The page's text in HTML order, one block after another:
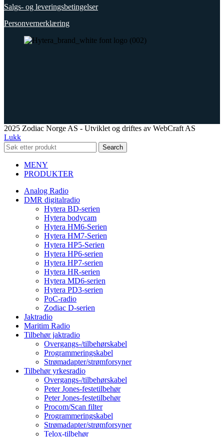
Salgs- og leveringsbetingelser
Personvernerklæring
2025 Zodiac Norge AS - Utviklet og driftes av WebCraft AS
Lukk
Search
MENY
PRODUKTER
Analog Radio
DMR digitalradio
Hytera BD-serien
Hytera bodycam
Hytera HM6-Serien
Hytera HM7-Serien
Hytera HP5-Serien
Hytera HP6-serien
Hytera HP7-serien
Hytera HR-serien
Hytera MD6-serien
Hytera PD3-serien
PoC-radio
Zodiac D-serien
Jaktradio
Maritim Radio
Tilbehør jaktradio
Overgangs-/tilbehørskabel
Programmeringskabel
Strømadapter/strømforsyner
Tilbehør yrkesradio
Overgangs-/tilbehørskabel
Peter Jones-festetilbehør
Peter Jones-festetilbehør
Procom/Scan filter
Programmeringskabel
Strømadapter/strømforsyner
Telox-tilbehør